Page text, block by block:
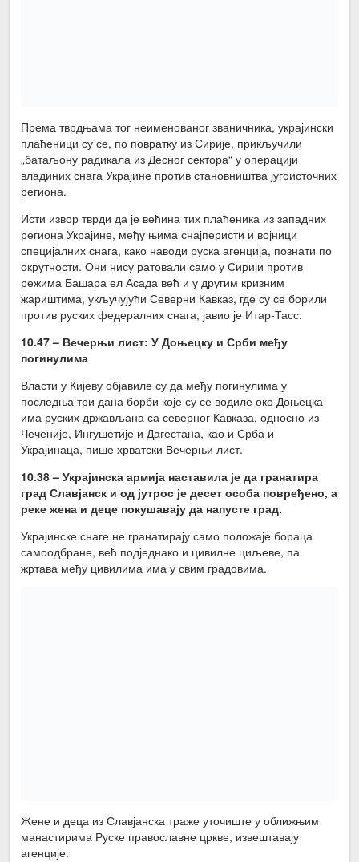
Према тврдњама тог неименованог званичника, украјински
плаћеници су се, по повратку из Сирије, прикључили
„батаљону радикала из Десног сектора“ у операцији
владиних снага Украјине против становништва југоисточних
региона.
Исти извор тврди да је већина тих плаћеника из западних
региона Украјине, међу њима снајперисти и војници
специјалних снага, како наводи руска агенција, познати по
окрутности. Они нису ратовали само у Сирији против
режима Башара ел Асада већ и у другим кризним
жариштима, укључујући Северни Кавказ, где су се борили
против руских федералних снага, јавио је Итар-Тасс.
10.47 – Вечерњи лист: У Доњецку и Срби међу
погинулима
Власти у Кијеву објавиле су да међу погинулима у
последња три дана борби које су се водиле око Доњецка
има руских држављана са северног Кавказа, односно из
Чеченије, Ингушетије и Дагестана, као и Срба и
Украјинаца, пише хрватски Вечерњи лист.
10.38 – Украјинска армија наставила је да гранатира
град Славјанск и од јутрос је десет особа повређено, а
реке жена и деце покушавају да напусте град.
Украјинске снаге не гранатирају само положаје бораца
самоодбране, већ подједнако и цивилне циљеве, па
жртава међу цивилима има у свим градовима.
Жене и деца из Славјанска траже уточиште у оближњим
манастирима Руске православне цркве, извештавају
агенције.